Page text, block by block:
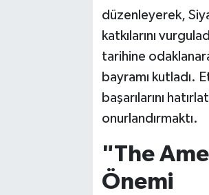
düzenleyerek,
katkılarını
tarihine
bayramı kutladı.
başarılarını
onurlandırmaktı.
"The
Önemi